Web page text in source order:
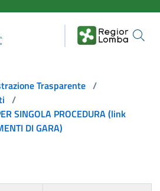
Trasparente /
/
SINGOLA PROCEDURA (link
DI GARA)